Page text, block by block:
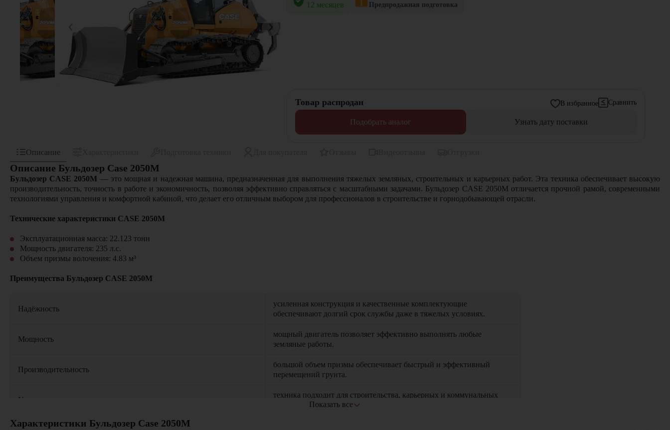
12 месяцев
Предпродажная подготовка
Товар распродан В избранное Сравнить
Подобрать аналог Узнать дату поставки
Описание
Описание Бульдозер Case 2050M
Бульдозер CASE 2050M — это мощная и надежная машина, предназначенная для выполнения тяжелых земляных, строительных и карьерных работ. Эта техника обеспечивает высокую
производительность, точность в работе и экономичность, позволяя эффективно справляться с масштабными задачами. Бульдозер CASE 2050M отличается прочной рамой, современными
технологиями управления и комфортной кабиной, что делает его отличным выбором для профессионалов в строительстве и горнодобывающей отрасли.
Технические характеристики CASE 2050M
Эксплуатационная масса: 22.123 тонн
Мощность двигателя: 235 л.с.
Объем призмы волочения: 4.83 м³
Преимущества Бульдозер CASE 2050M
Надёжность
усиленная конструкция и качественные комплектующие
обеспечивают долгий срок службы даже в тяжелых условиях.
Мощность
мощный двигатель позволяет эффективно выполнять любые
земляные работы.
Производительность
большой объем призмы обеспечивает быстрый и эффективный
перемещений грунта.
Универсальность
техника подходит для строительства, карьерных и коммунальных
Показать все
Характеристики Бульдозер Case 2050M